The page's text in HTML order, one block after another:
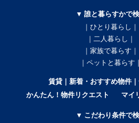
▼ 誰と暮らすかで
｜ひとり暮らし｜
｜二人暮らし｜
｜家族で暮らす｜
｜ペットと暮らす｜
賃貸｜新着・おすすめ物件
かんたん！物件リクエスト
マイ
▼ こだわり条件で